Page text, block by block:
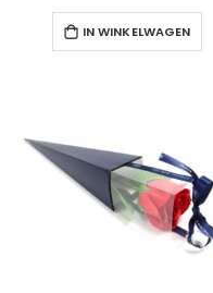
IN WINKELWAGEN